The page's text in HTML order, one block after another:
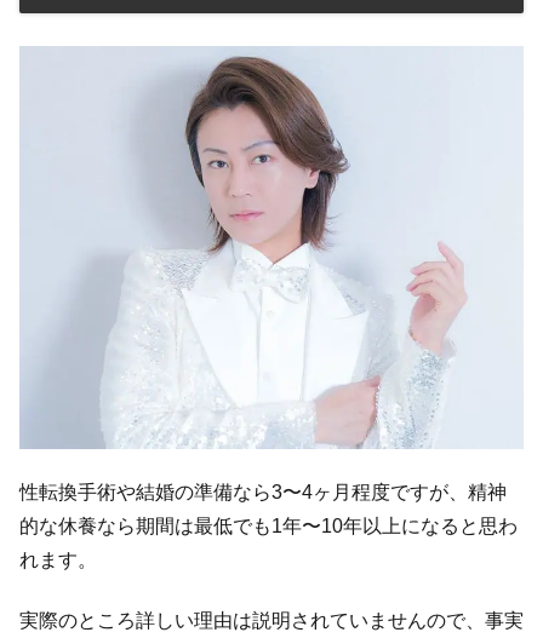
性転換手術や結婚の準備なら3〜4ヶ月程度ですが、精神
的な休養なら期間は最低でも1年〜10年以上になると思わ
れます。
実際のところ詳しい理由は説明されていませんので、事実